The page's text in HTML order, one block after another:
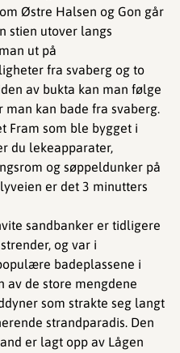
Østre Halsen og Gon går
stien utover langs
ut på
fra svaberg og to
av bukta kan man følge
man kan bade fra svaberg.
Fram som ble bygget i
du lekeapparater,
og søppeldunker på
er det 3 minutters
sandbanker er tidligere
og var i
badeplassene i
av de store mengdene
som strakte seg langt
strandparadis. Den
er lagt opp av Lågen